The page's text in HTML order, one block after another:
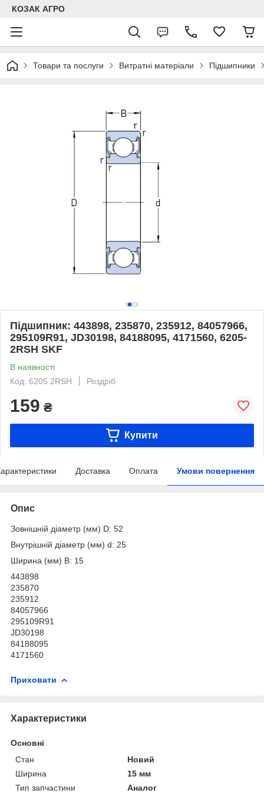
КОЗАК АГРО
Товари та послуги Витратні матеріали Підшипники
Підшипник: 443898, 235870, 235912, 84057966,
295109R91, JD30198, 84188095, 4171560, 6205-
2RSH SKF
В наявності
Код: 6205 2RSH
Роздріб
159 ₴
Купити
Доставка Оплата Умови повернення
Опис
Зовнішній діаметр (мм) D: 52
Внутрішній діаметр (мм) d: 25
Ширина (мм) B: 15
443898
235870
235912
84057966
295109R91
JD30198
84188095
4171560
Приховати
Характеристики
Основні
Стан
Новий
Ширина
15 мм
Тип запчастини
Аналог